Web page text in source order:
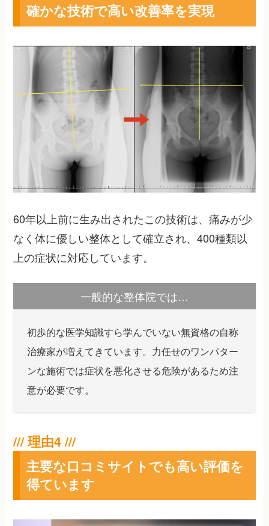
確かな技術で高い改善率を実現
60年以上前に生み出されたこの技術は、痛みが少
なく体に優しい整体として確立され、400種類以
上の症状に対応しています。
一般的な整体院では…
初歩的な医学知識すら学んでいない無資格の自称
治療家が増えてきています。力任せのワンパター
ンな施術では症状を悪化させる危険があるため注
意が必要です。
主要な口コミサイトでも高い評価を
得ています